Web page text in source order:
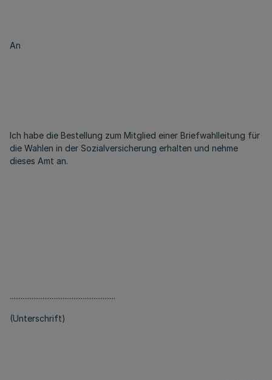
An
Ich habe die Bestellung zum Mitglied einer Briefwahlleitung für
die Wahlen in der Sozialversicherung erhalten und nehme
dieses Amt an.
..........................................................
(Unterschrift)